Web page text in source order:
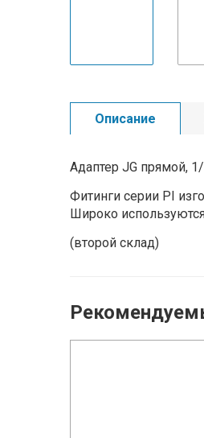
Описание
Адаптер JG прямой,
Фитинги серии PI
Широко
(второй склад)